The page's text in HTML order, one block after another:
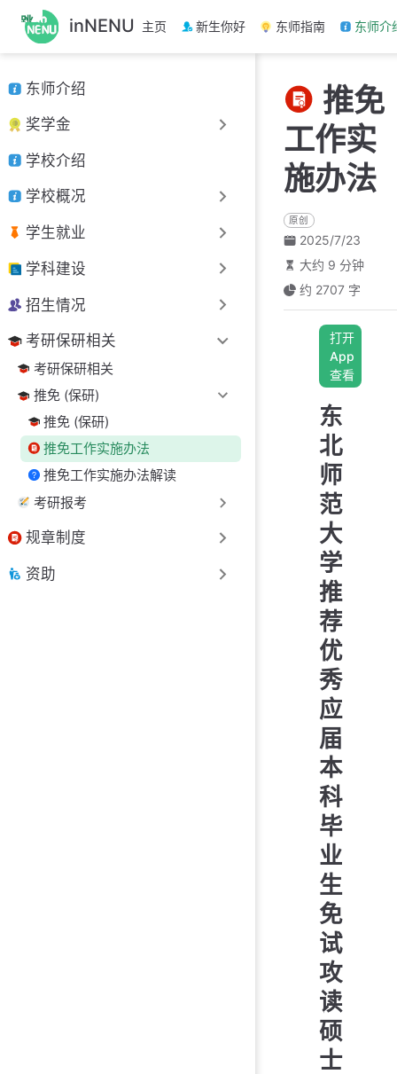
跳
至
主
要
內
容
inNENU 主页 新生你好 东师指南 东师介
东师介绍
奖学金
学校介绍
学校概况
学生就业
学科建设
招生情况
考研保研相关
考研保研相关
推免 (保研)
推免 (保研)
推免工作实施办法
推免工作实施办法解读
考研报考
规章制度
资助
推免
工作实
施办法
原创
2025/7/23
大约 9 分钟
约 2707 字
打开
App
查看
东
北
师
范
大
学
推
荐
优
秀
应
届
本
科
毕
业
生
免
试
攻
读
硕
士